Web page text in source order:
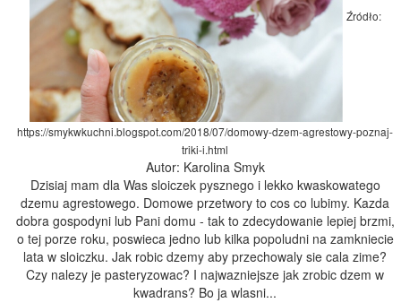
Źródło:
https://smykwkuchni.blogspot.com/2018/07/domowy-dzem-agrestowy-poznaj-
triki-i.html
Autor: Karolina Smyk
Dzisiaj mam dla Was sloiczek pysznego i lekko kwaskowatego
dzemu agrestowego. Domowe przetwory to cos co lubimy. Kazda
dobra gospodyni lub Pani domu - tak to zdecydowanie lepiej brzmi,
o tej porze roku, poswieca jedno lub kilka popoludni na zamkniecie
lata w sloiczku. Jak robic dzemy aby przechowaly sie cala zime?
Czy nalezy je pasteryzowac? I najwazniejsze jak zrobic dzem w
kwadrans? Bo ja wlasni...